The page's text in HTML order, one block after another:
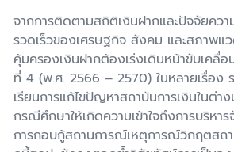
จากการติดตามสถิติเงินฝากและปัจจัยคว
รวดเร็วของเศรษฐกิจ สังคม และสภาพแ
คุ้มครองเงินฝากต้องเร่งเดินหน้าขับเคลื่อ
ที่ 4 (พ.ศ. 2566 – 2570) ในหลายเรื่อง
เรียนการแก้ไขปัญหาสถาบันการเงินในต่าง
กรณีศึกษาให้เกิดความเข้าใจถึงการบริหา
การกอบกู้สถานการณ์เหตุการณ์วิกฤตสถ